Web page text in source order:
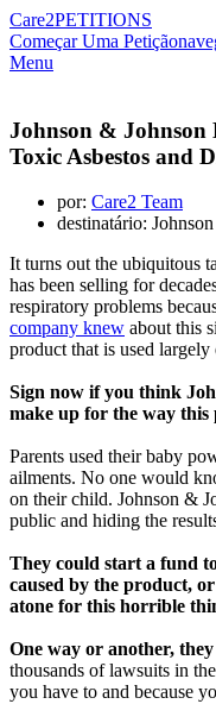
Care2PETITIONS
Começar Uma Petição
Menu
Johnson & Johnson
Toxic Asbestos and
por: Care2 Team
destinatário:
It turns out the ubiquitous
has been selling for
respiratory problems
company knew about this
product that is used largely
Sign now if you think
make up for the way
Parents used their baby
ailments. No one would
on their child. Johnson &
public and hiding the
They could start a fund
caused by the product,
atone for this horrible
One way or another,
thousands of lawsuits in
you have to and because